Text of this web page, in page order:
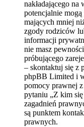
nakładającego
potencjalnie
mających mniej
zgody rodziców
informacji
nie masz
próbującego
– skontaktuj się z
phpBB Limited i
pomocy prawnej
pytaniu „Z kim
zagadnień
są punktem
prawnych.